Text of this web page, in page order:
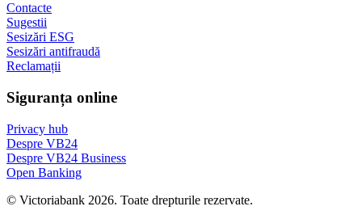
Contacte
Sugestii
Sesizări ESG
Sesizări antifraudă
Reclamații
Siguranța online
Privacy hub
Despre VB24
Despre VB24 Business
Open Banking
© Victoriabank 2026. Toate drepturile rezervate.